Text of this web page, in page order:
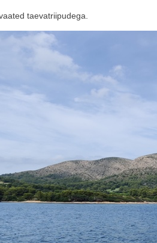
taevatriipudega.